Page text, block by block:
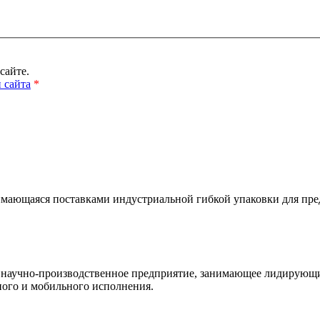
*
поставками индустриальной гибкой упаковки для
производственное предприятие, занимающее
и мобильного исполнения.